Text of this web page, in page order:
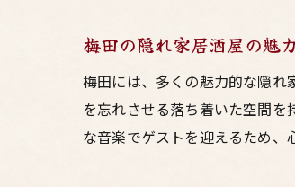
梅田の隠れ家居酒屋の魅
梅田には、多くの魅力的な隠れ
を忘れさせる落ち着いた空間
な音楽でゲストを迎えるため、